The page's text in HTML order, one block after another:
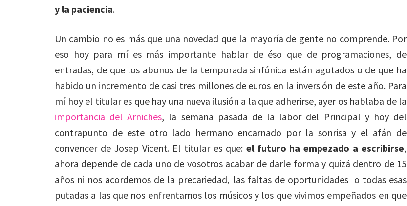
y la paciencia.
Un cambio no es más que una novedad que la mayoría de gente no comprende. Por
eso hoy para mí es más importante hablar de éso que de programaciones, de
entradas, de que los abonos de la temporada sinfónica están agotados o de que ha
habido un incremento de casi tres millones de euros en la inversión de este año. Para
mí hoy el titular es que hay una nueva ilusión a la que adherirse, ayer os hablaba de la
importancia del Arniches, la semana pasada de la labor del Principal y hoy del
contrapunto de este otro lado hermano encarnado por la sonrisa y el afán de
convencer de Josep Vicent. El titular es que: el futuro ha empezado a escribirse,
ahora depende de cada uno de vosotros acabar de darle forma y quizá dentro de 15
años ni nos acordemos de la precariedad, las faltas de oportunidades o todas esas
putadas a las que nos enfrentamos los músicos y los que vivimos empeñados en que